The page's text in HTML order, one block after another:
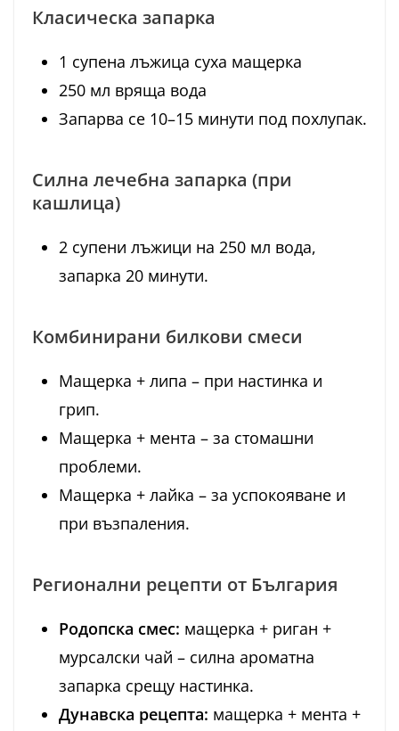
Класическа запарка
1 супена лъжица суха мащерка
250 мл вряща вода
Запарва се 10–15 минути под похлупак.
Силна лечебна запарка (при
кашлица)
2 супени лъжици на 250 мл вода,
запарка 20 минути.
Комбинирани билкови смеси
Мащерка + липа – при настинка и
грип.
Мащерка + мента – за стомашни
проблеми.
Мащерка + лайка – за успокояване и
при възпаления.
Регионални рецепти от България
Родопска смес: мащерка + риган +
мурсалски чай – силна ароматна
запарка срещу настинка.
Дунавска рецепта: мащерка + мента +